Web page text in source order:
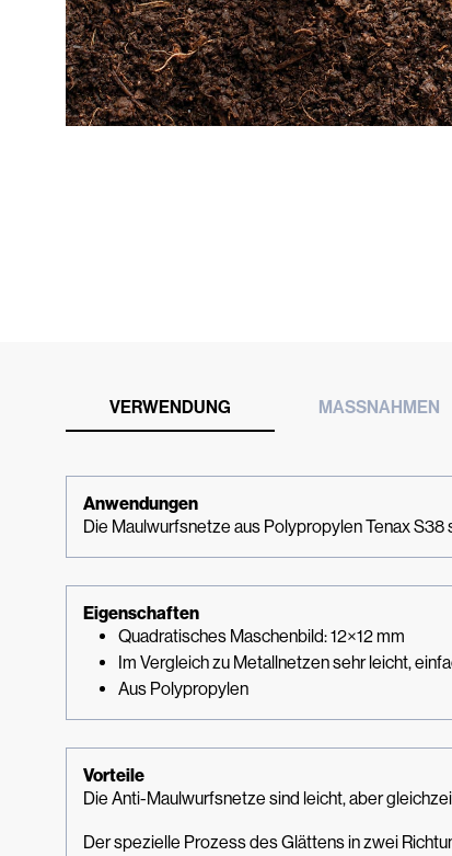
VERWENDUNG MASSNAHMEN
Anwendungen
Die Maulwurfsnetze aus Polypropylen Tenax
Eigenschaften
Quadratisches Maschenbild: 12×12 mm
Im Vergleich zu Metallnetzen sehr leicht,
Aus Polypropylen
Vorteile
Die Anti-Maulwurfsnetze sind leicht, aber
Der spezielle Prozess des Glättens in zwei